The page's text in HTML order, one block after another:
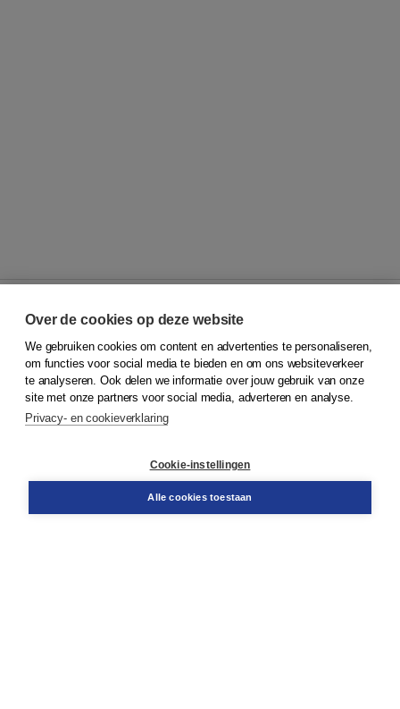
© 2026Koninklijke Boom uitgevers
Klantenservice
Service & informatie
Contact
Over de cookies op deze website
We gebruiken cookies om content en advertenties te personaliseren,
om functies voor social media te bieden en om ons websiteverkeer
te analyseren. Ook delen we informatie over jouw gebruik van onze
site met onze partners voor social media, adverteren en analyse.
Privacy- en cookieverklaring
Cookie-instellingen
Alle cookies toestaan